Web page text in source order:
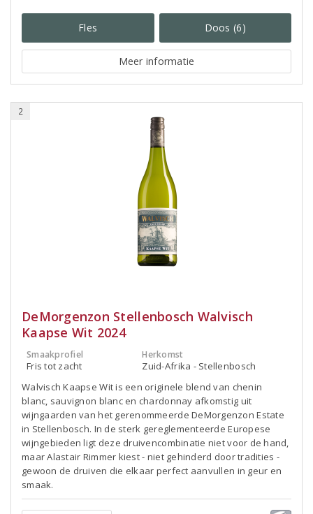
Fles Doos (6)
Meer informatie
2
DeMorgenzon Stellenbosch Walvisch
Kaapse Wit 2024
Smaakprofiel
Fris tot zacht
Herkomst
Zuid-Afrika - Stellenbosch
Walvisch Kaapse Wit is een originele blend van chenin
blanc, sauvignon blanc en chardonnay afkomstig uit
wijngaarden van het gerenommeerde DeMorgenzon Estate
in Stellenbosch. In de sterk gereglementeerde Europese
wijngebieden ligt deze druivencombinatie niet voor de hand,
maar Alastair Rimmer kiest - niet gehinderd door tradities -
gewoon de druiven die elkaar perfect aanvullen in geur en
smaak.